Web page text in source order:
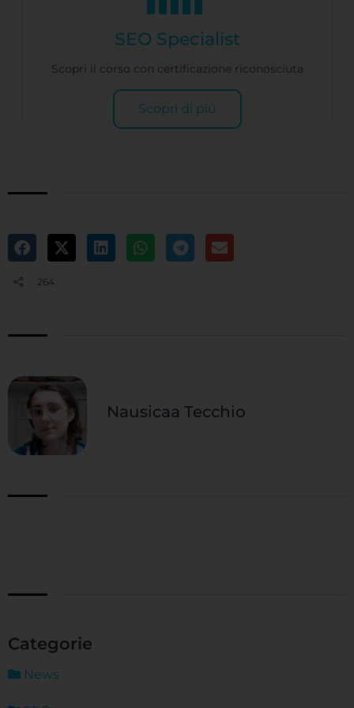
SEO Specialist
Scopri il corso con certificazione riconosciuta
Scopri di più
264
Nausicaa Tecchio
Categorie
News